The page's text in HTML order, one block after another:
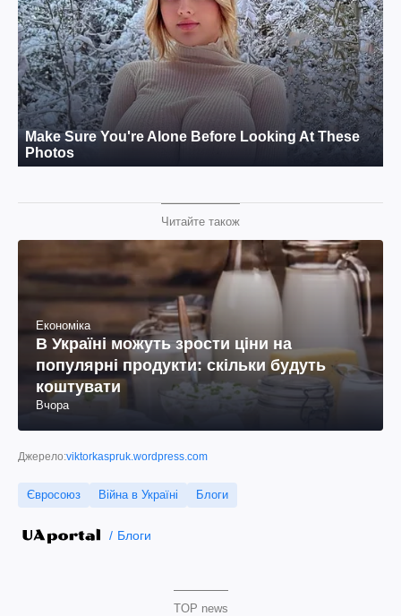
Читайте також
Економіка
В Україні можуть зрости ціни на
популярні продукти: скільки будуть
коштувати
Вчора
Джерело:viktorkaspruk.wordpress.com
Євросоюз Війна в Україні Блоги
Блоги
TOP news